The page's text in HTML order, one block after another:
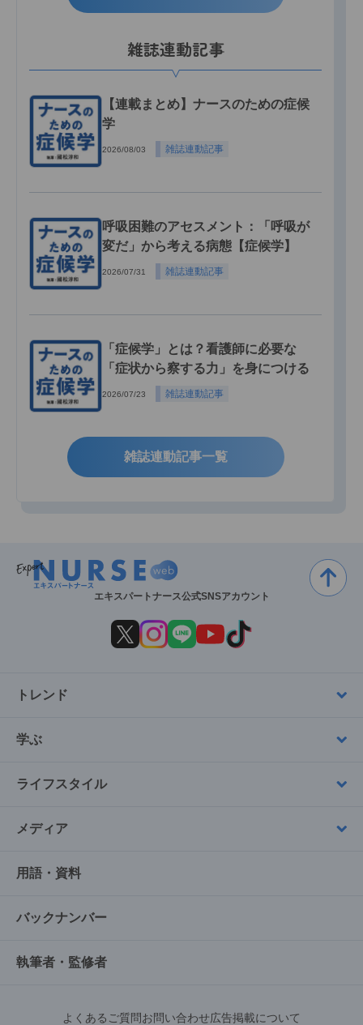
雑誌連動記事
【連載まとめ】ナースのための症候
学
2026/08/03 雑誌連動記事
呼吸困難のアセスメント：「呼吸が
変だ」から考える病態【症候学】
2026/07/31 雑誌連動記事
「症候学」とは？看護師に必要な
「症状から察する力」を身につける
2026/07/23 雑誌連動記事
雑誌連動記事一覧
エキスパートナース公式SNSアカウント
トレンド
学ぶ
ライフスタイル
メディア
用語・資料
バックナンバー
執筆者・監修者
よくあるご質問お問い合わせ広告掲載について